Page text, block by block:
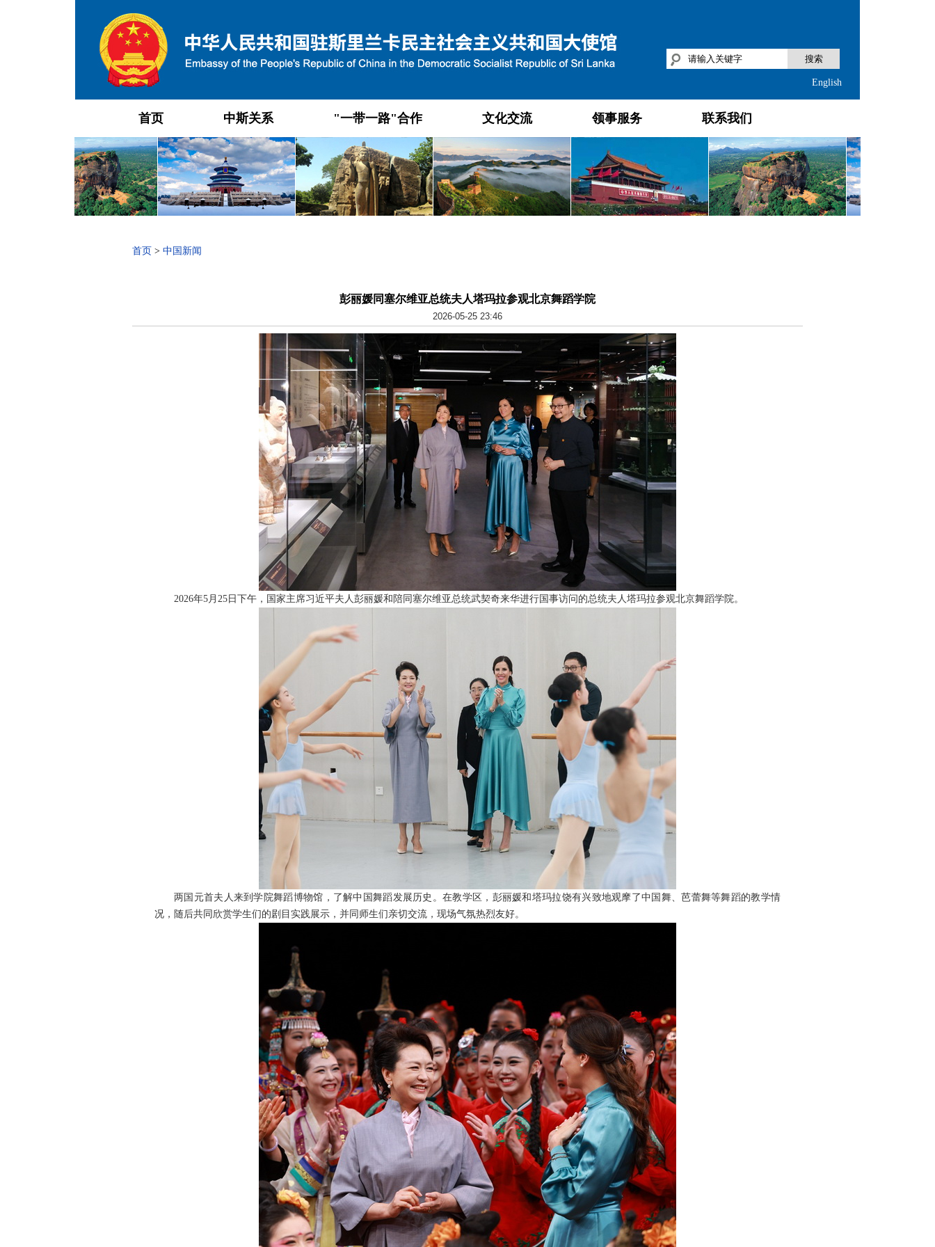
搜索
English
首页 中斯关系 "一带一路"合作 文化交流 领事服务 联系我们
首页 > 中国新闻
彭丽媛同塞尔维亚总统夫人塔玛拉参观北京舞蹈学院
2026-05-25 23:46
2026年5月25日下午，国家主席习近平夫人彭丽媛和陪同塞尔维亚总统武契奇来华进行国事访问的总统夫人塔玛拉参观北京舞蹈学院。
两国元首夫人来到学院舞蹈博物馆，了解中国舞蹈发展历史。在教学区，彭丽媛和塔玛拉饶有兴致地观摩了中国舞、芭蕾舞等舞蹈的教学情
况，随后共同欣赏学生们的剧目实践展示，并同师生们亲切交流，现场气氛热烈友好。